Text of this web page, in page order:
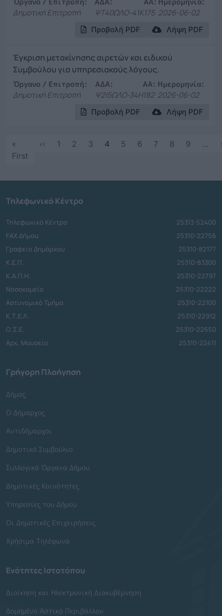
Δημοτική Επιτροπή
ΨΤ40ΩΛΟ-41Κ175 2026-06-02
Προβολή PDF Λήψη PDF
Έγκριση μετακίνησης αιρετών και ειδικού
Συμβούλου για υπηρεσιακούς λόγους.
Όργανο / Επιτροπή:
Δημοτική Επιτροπή
ΑΔΑ:
Ψ2Ι5ΩΛΟ-34Η
ΑΑ:
182
Ημερομηνία:
2026-06-02
Προβολή PDF Λήψη PDF
Σελιδοποίηση
«
First
‹‹ Προηγούμενη σελίδα
1 2 3 4 5 6 7 8 9 …
Τηλεφωνικό Κέντρο
Τηλεφωνικό Κέντρο
25313-52400
FAX Δήμου
25310-22756
Γραφείο Δημάρχου
25310-82177
Κ.Ε.Π.
25310-83300
Κ.Α.Π.Η.
25310-22797
Νοσοκομείο
25310-22222
Αστυνομικό Τμήμα
25310-22100
Κ.Τ.Ε.Λ.
25310-22912
Ο.Σ.Ε.
25310-22650
Αρχ. Μουσείο
25310-22411
Γρήγορη Πλοήγηση
Δήμος
Ο Δήμαρχος
Αντιδήμαρχοι
Δημοτικό Συμβούλιο
Συλλογικά Όργανα Δήμου
Δημοτικές Κοινότητες
Υπηρεσίες του Δήμου
Οι Δημοτικές Επιχειρήσεις
Χρήσιμα Τηλέφωνα
Ενότητες Ιστοτόπου
Διοίκηση και Ηλεκτρονική Διακυβέρνηση
Δομημένο Αστικό Περιβάλλον